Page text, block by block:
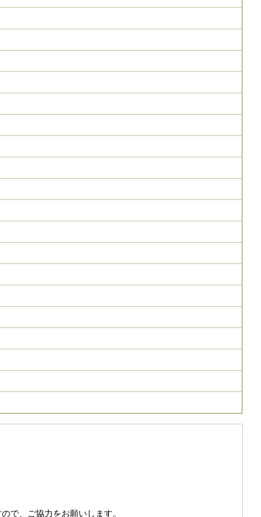
で、ご協力をお願いします。